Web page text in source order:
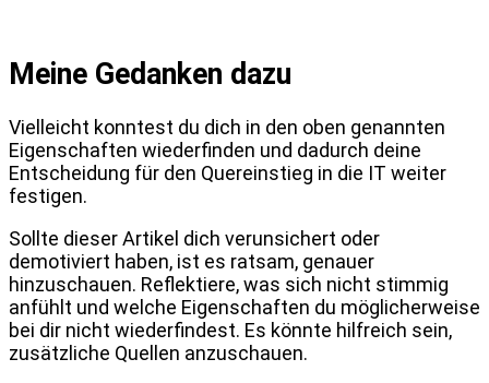
Meine Gedanken dazu
Vielleicht konntest du dich in den oben genannten
Eigenschaften wiederfinden und dadurch deine
Entscheidung für den Quereinstieg in die IT weiter
festigen.
Sollte dieser Artikel dich verunsichert oder
demotiviert haben, ist es ratsam, genauer
hinzuschauen. Reflektiere, was sich nicht stimmig
anfühlt und welche Eigenschaften du möglicherweise
bei dir nicht wiederfindest. Es könnte hilfreich sein,
zusätzliche Quellen anzuschauen.